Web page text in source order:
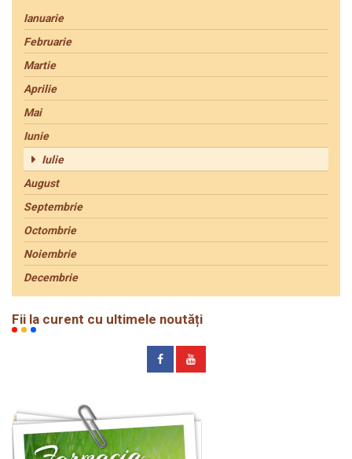
Ianuarie
Februarie
Martie
Aprilie
Mai
Iunie
Iulie
August
Septembrie
Octombrie
Noiembrie
Decembrie
Fii la curent cu ultimele noutăți